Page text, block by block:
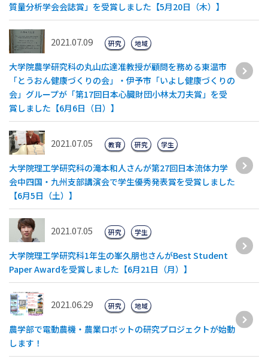
質量分析学会会誌賞」を受賞しました【5月20日（木）】
2021.07.09
大学院農学研究科の丸山広達准教授が顧問を務める東温市
「とうおん健康づくりの会」・伊予市「いよし健康づくりの
会」グループが「第17回日本心臓財団小林太刀夫賞」を受
賞しました【6月6日（日）】
研究 地域
2021.07.05
大学院理工学研究科の滝本和人さんが第27回日本流体力学
会中四国・九州支部講演会で学生優秀発表賞を受賞しました
【6月5日（土）】
教育 研究 学生
2021.07.05
大学院理工学研究科1年生の峯久朋也さんがBest Student
Paper Awardを受賞しました【6月21日（月）】
研究 学生
2021.06.29
農学部で電動農機・農業ロボットの研究プロジェクトが始動
します！
研究 地域